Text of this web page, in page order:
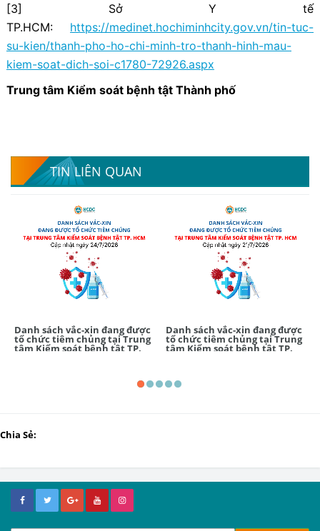
[3] Sở Y tế
TP.HCM: https://medinet.hochiminhcity.gov.vn/tin-tuc-
su-kien/thanh-pho-ho-chi-minh-tro-thanh-hinh-mau-
kiem-soat-dich-soi-c1780-72926.aspx
Trung tâm Kiểm soát bệnh tật Thành phố
TIN LIÊN QUAN
Danh sách vắc-xin đang được
tổ chức tiêm chủng tại Trung
tâm Kiểm soát bệnh tật TP.
Danh sách vắc-xin đang được
tổ chức tiêm chủng tại Trung
tâm Kiểm soát bệnh tật TP.
Chia Sẻ: